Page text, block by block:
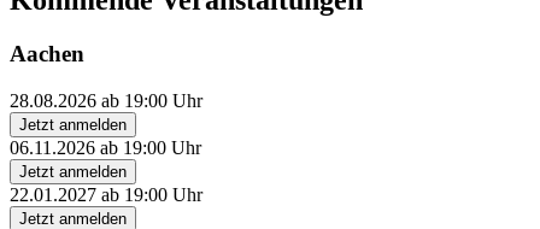
Aachen
28.08.2026 ab 19:00 Uhr
Jetzt anmelden
06.11.2026 ab 19:00 Uhr
Jetzt anmelden
22.01.2027 ab 19:00 Uhr
Jetzt anmelden